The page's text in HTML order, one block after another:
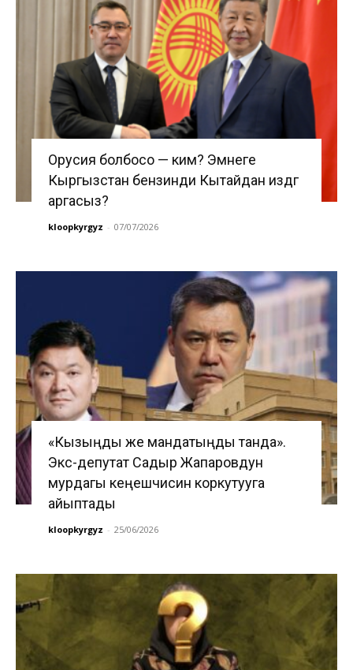
Орусия болбосо — ким? Эмнеге
Кыргызстан бензинди Кытайдан издөөгө
аргасыз?
kloopkyrgyz - 07/07/2026
«Кызыңды же мандатыңды танда».
Экс-депутат Садыр Жапаровдун
мурдагы кеңешчисин коркутууга
айыптады
kloopkyrgyz - 25/06/2026